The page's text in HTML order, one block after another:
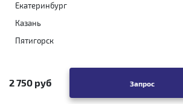
Екатеринбург
Казань
Пятигорск
2 750 руб Запрос